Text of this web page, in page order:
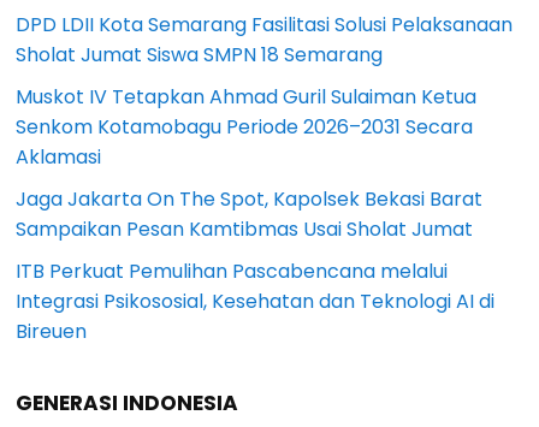
DPD LDII Kota Semarang Fasilitasi Solusi Pelaksanaan
Sholat Jumat Siswa SMPN 18 Semarang
Muskot IV Tetapkan Ahmad Guril Sulaiman Ketua
Senkom Kotamobagu Periode 2026–2031 Secara
Aklamasi
Jaga Jakarta On The Spot, Kapolsek Bekasi Barat
Sampaikan Pesan Kamtibmas Usai Sholat Jumat
ITB Perkuat Pemulihan Pascabencana melalui
Integrasi Psikososial, Kesehatan dan Teknologi AI di
Bireuen
GENERASI INDONESIA